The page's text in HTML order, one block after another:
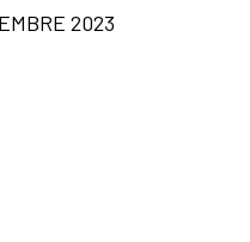
2023